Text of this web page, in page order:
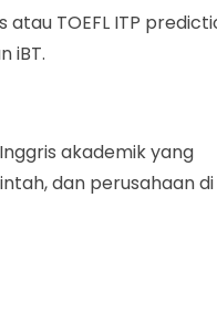
TOEFL ITP
iBT.
akademik yang
dan perusahaan di